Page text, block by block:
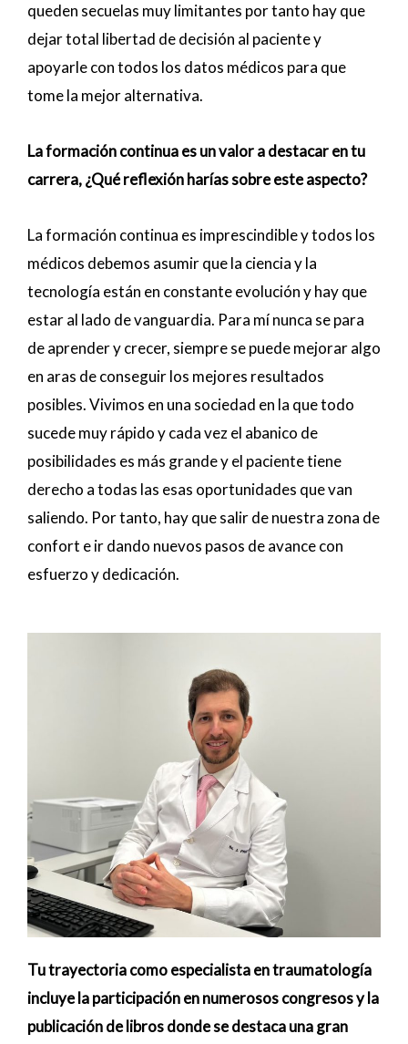
queden secuelas muy limitantes por tanto hay que
dejar total libertad de decisión al paciente y
apoyarle con todos los datos médicos para que
tome la mejor alternativa.
La formación continua es un valor a destacar en tu
carrera, ¿Qué reflexión harías sobre este aspecto?
La formación continua es imprescindible y todos los
médicos debemos asumir que la ciencia y la
tecnología están en constante evolución y hay que
estar al lado de vanguardia. Para mí nunca se para
de aprender y crecer, siempre se puede mejorar algo
en aras de conseguir los mejores resultados
posibles. Vivimos en una sociedad en la que todo
sucede muy rápido y cada vez el abanico de
posibilidades es más grande y el paciente tiene
derecho a todas las esas oportunidades que van
saliendo. Por tanto, hay que salir de nuestra zona de
confort e ir dando nuevos pasos de avance con
esfuerzo y dedicación.
Tu trayectoria como especialista en traumatología
incluye la participación en numerosos congresos y la
publicación de libros donde se destaca una gran